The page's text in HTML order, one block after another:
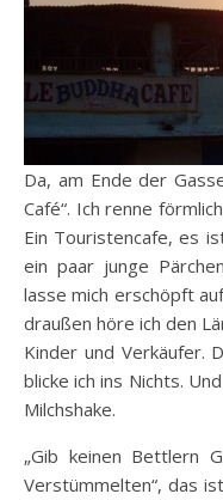
Da, am Ende der
Café“. Ich renne
Ein Touristencafe, es
ein paar junge
lasse mich erschöpft
draußen höre ich den
Kinder und Verkäufer.
blicke ich ins Nichts.
Milchshake.
„Gib keinen Bettlern
Verstümmelten“, das